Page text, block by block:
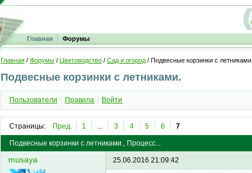
Главная Форумы
Главная / Форумы / Цветоводство / Сад и огород / Подвесные корзинки с летниками.
Подвесные корзинки с летниками.
Пользователи Правила Войти
Страницы: Пред. 1 ... 3 4 5 6 7
Подвесные корзинки с летниками., Процесс...
musaya 25.06.2016 21:09:42